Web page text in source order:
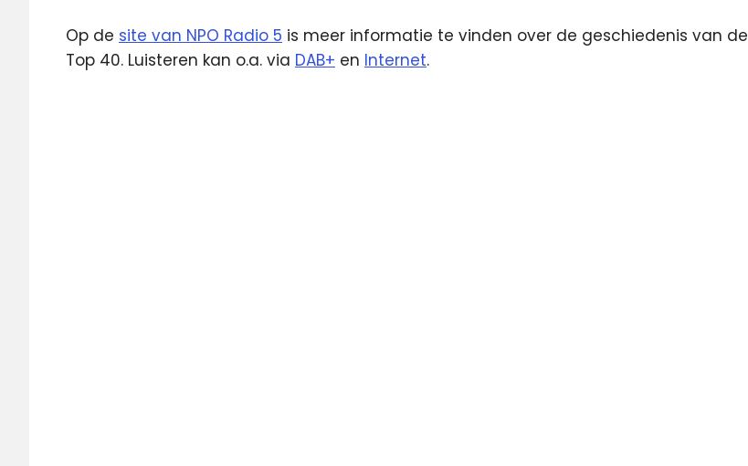
Op de site van NPO Radio 5 is meer informatie te vinden over de geschiedenis van de
Top 40. Luisteren kan o.a. via DAB+ en Internet.